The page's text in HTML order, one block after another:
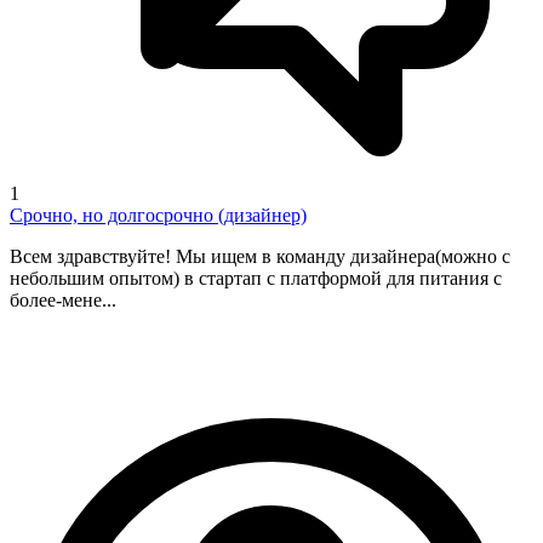
1
Срочно, но долгосрочно (дизайнер)
Всем здравствуйте! Мы ищем в команду дизайнера(можно с
небольшим опытом) в стартап с платформой для питания с
более-мене...